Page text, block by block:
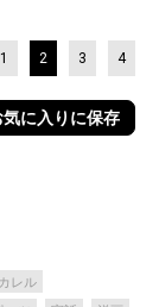
1 2 3 4
気に入りに保存
レル